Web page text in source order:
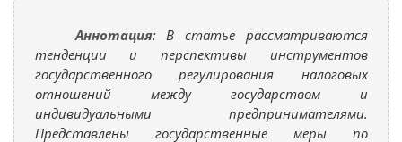
Аннотация: В статье рассматриваются
тенденции и перспективы инструментов
государственного регулирования налоговых
отношений между государством и
индивидуальными предпринимателями.
Представлены государственные меры по